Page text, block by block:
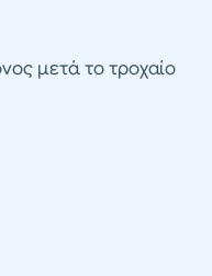
μετά το τροχαίο